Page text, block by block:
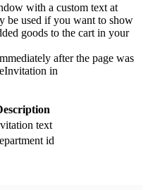
with a custom text at
be used if you want to show
goods to the cart in your
after the page was
in
text
id